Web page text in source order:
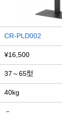
CR-PLD002
¥16,500
37～65型
40kg
－